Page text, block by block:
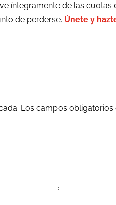
íntegramente de las
de perderse. Únete y
Los campos